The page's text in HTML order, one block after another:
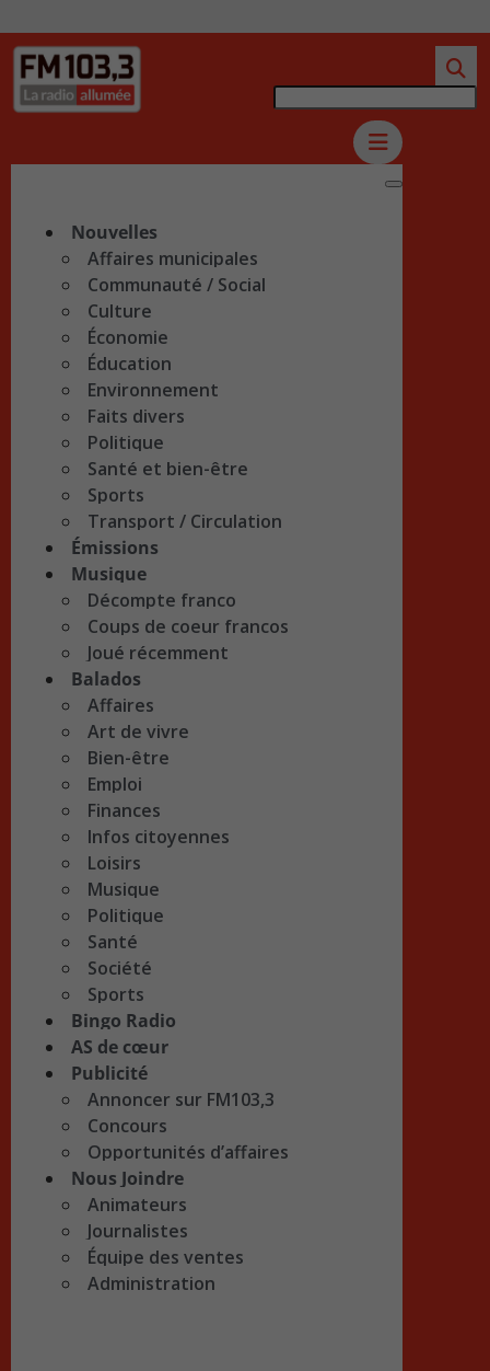
Nouvelles
Affaires municipales
Communauté / Social
Culture
Économie
Éducation
Environnement
Faits divers
Politique
Santé et bien-être
Sports
Transport / Circulation
Émissions
Musique
Décompte franco
Coups de coeur francos
Joué récemment
Balados
Affaires
Art de vivre
Bien-être
Emploi
Finances
Infos citoyennes
Loisirs
Musique
Politique
Santé
Société
Sports
Bingo Radio
AS de cœur
Publicité
Annoncer sur FM103,3
Concours
Opportunités d’affaires
Nous Joindre
Animateurs
Journalistes
Équipe des ventes
Administration